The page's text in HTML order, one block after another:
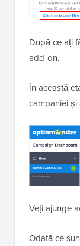
După ce ați
add-on.
În această
campaniei și
Veți ajunge
Odată ce